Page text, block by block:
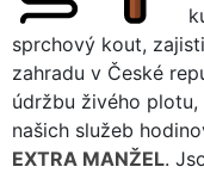
sprchový kout,
zahradu v České
údržbu živého
našich služeb
EXTRA MANŽEL.